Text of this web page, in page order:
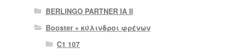
BERLINGO PARTNER IA II
Booster + κύλινδροι φρένων
C1 107